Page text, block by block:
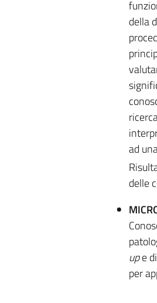
della
ad
delle
upe
per